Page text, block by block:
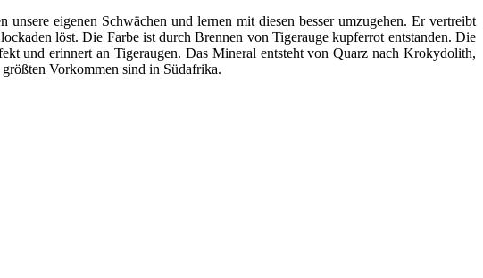
eigenen Schwächen und lernen mit diesen besser umzugehen. Er vertreibt
löst. Die Farbe ist durch Brennen von Tigerauge kupferrot entstanden. Die
und erinnert an Tigeraugen. Das Mineral entsteht von Quarz nach Krokydolith,
Vorkommen sind in Südafrika.